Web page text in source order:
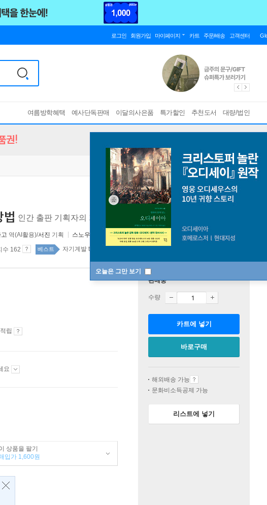
로그인 회원가입 마이페이지 카트 주문/배송 고객센터
여름방학혜택 예사단독판매 이달의사은품 특가할인 추천도서 대량/법인
오늘은 그만 보기
권!
인간 출판 기획자의 기획안으로 챗GPT AI가 쓴 최초의 책!
역(AI활용)/서진 기획 스노우폭스북스 2023년 02월 22일
수 162 베스트 자기계발 top100 3주
립
요
상품을 팔기
입가 1,600원
판매중
수량
카트에 넣기
바로구매
해외배송 가능
문화비소득공제 가능
리스트에 넣기